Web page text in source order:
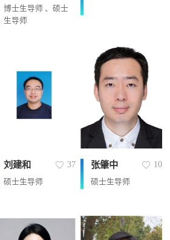
博士生导师 、硕士
生导师
刘建和 37
硕士生导师
张肇中 10
硕士生导师